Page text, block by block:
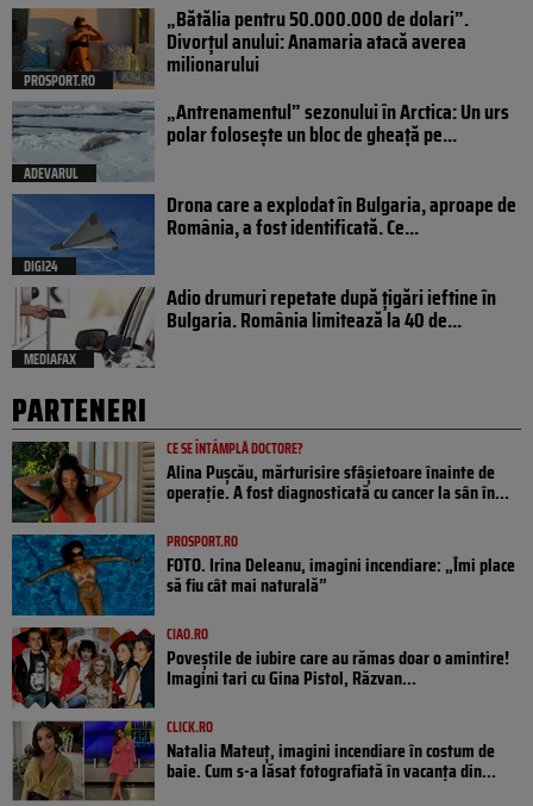
PROSPORT.RO
„Bătălia pentru 50.000.000 de dolari”.
Divorțul anului: Anamaria atacă averea
milionarului
ADEVARUL
„Antrenamentul” sezonului în Arctica: Un urs
polar folosește un bloc de gheață pe...
DIGI24
Drona care a explodat în Bulgaria, aproape de
România, a fost identificată. Ce...
MEDIAFAX
Adio drumuri repetate după țigări ieftine în
Bulgaria. România limitează la 40 de...
PARTENERI
CE SE ÎNTÂMPLĂ DOCTORE?
Alina Pușcău, mărturisire sfâșietoare înainte de
operație. A fost diagnosticată cu cancer la sân în...
PROSPORT.RO
FOTO. Irina Deleanu, imagini incendiare: „Îmi place
să fiu cât mai naturală”
CIAO.RO
Poveştile de iubire care au rămas doar o amintire!
Imagini tari cu Gina Pistol, Răzvan...
CLICK.RO
Natalia Mateuț, imagini incendiare în costum de
baie. Cum s-a lăsat fotografiată în vacanța din...